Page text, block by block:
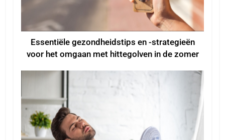
Essentiële gezondheidstips en -strategieën
voor het omgaan met hittegolven in de zomer